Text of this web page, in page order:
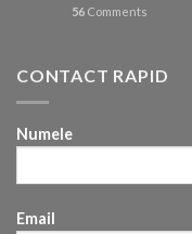
56 Comments
CONTACT RAPID
Numele
Email